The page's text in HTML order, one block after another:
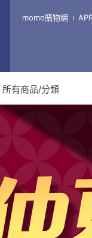
momo購物網
所有商品/分類